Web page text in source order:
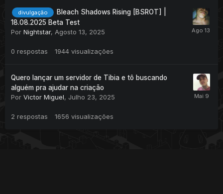
divulgação
Bleach Shadows Rising [BSROT] |
18.08.2025 Beta Test
Por Nightstar, Agosto 13, 2025
0 respostas 1944 visualizações
Quero lançar um servidor de Tibia e tô buscando
alguém pra ajudar na criação
Por Victor Miguel, Julho 23, 2025
2 respostas 1656 visualizações